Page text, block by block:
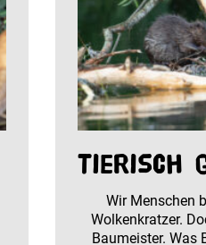
Tierisch
Wir Menschen
Wolkenkratzer.
Baumeister. Was